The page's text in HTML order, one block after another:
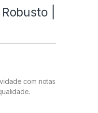
|
com notas